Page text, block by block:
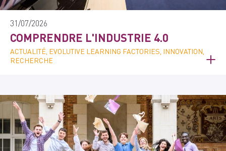
31/07/2026
COMPRENDRE L'INDUSTRIE 4.0
ACTUALITÉ, EVOLUTIVE LEARNING FACTORIES, INNOVATION,
RECHERCHE